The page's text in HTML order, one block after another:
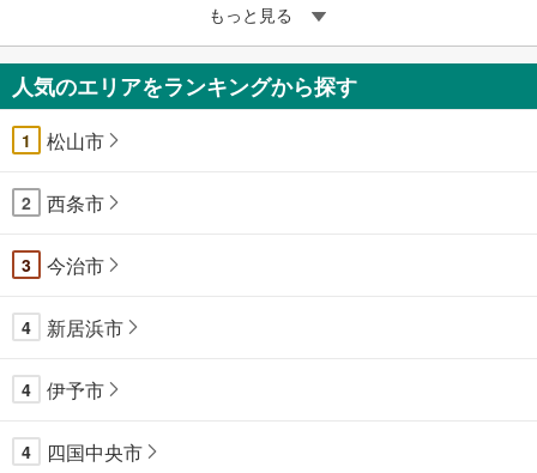
もっと見る
人気のエリアをランキングから探す
1 松山市
2 西条市
3 今治市
4 新居浜市
4 伊予市
4 四国中央市